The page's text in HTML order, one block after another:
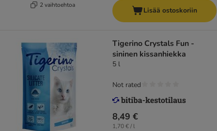
2 vaihtoehtoa
Lisää ostoskoriin
Tigerino Crystals Fun -
sininen kissanhiekka
5 l
8,49 €
1,70 € / l
Not rated